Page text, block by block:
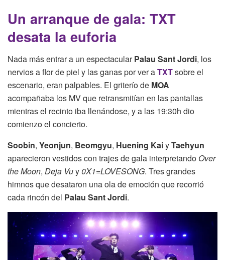
Un arranque de gala: TXT
desata la euforia
Nada más entrar a un espectacularPalau Sant Jordi, los
nervios a flor de piel y las ganas por ver aTXTsobre el
escenario, eran palpables. El griterío de MOA
acompañaba los MV que retransmitían en las pantallas
mientras el recinto iba llenándose, y a las 19:30h dio
comienzo el concierto.
Soobin, Yeonjun, Beomgyu, Huening KaiyTaehyun
aparecieron vestidos con trajes de gala interpretando Over
the Moon, Deja Vuy0X1=LOVESONG. Tres grandes
himnos que desataron una ola de emoción que recorrió
cada rincón del Palau Sant Jordi.